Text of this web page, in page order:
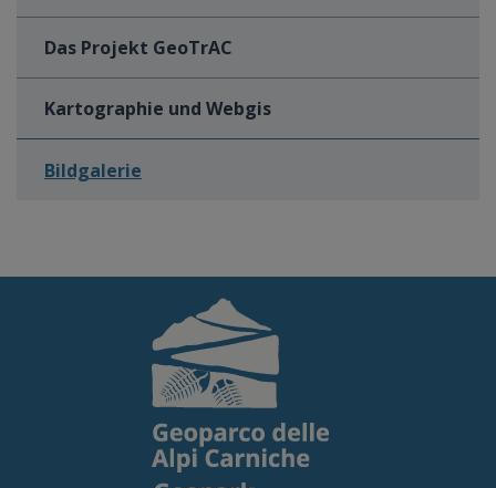
Das Projekt GeoTrAC
Kartographie und Webgis
Bildgalerie